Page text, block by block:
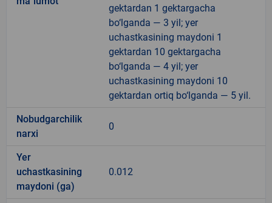
gektardan 1 gektargacha
bo‘lganda — 3 yil; yer
uchastkasining maydoni 1
gektardan 10 gektargacha
bo‘lganda — 4 yil; yer
uchastkasining maydoni 10
gektardan ortiq bo‘lganda — 5 yil.
Nobudgarchilik
narxi
0
Yer
uchastkasining
maydoni (ga)
0.012